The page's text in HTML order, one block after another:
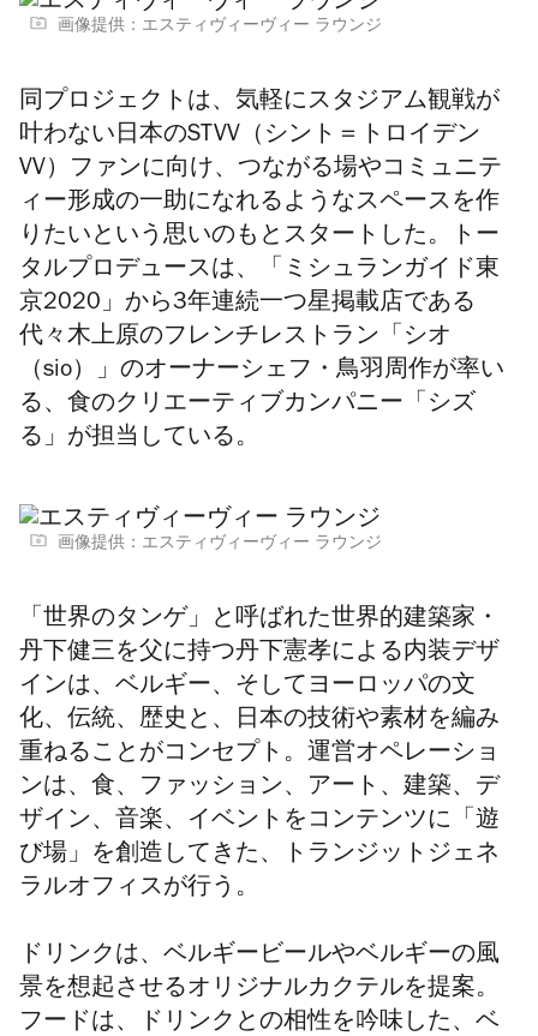
画像提供：エスティヴィーヴィー ラウンジ
同プロジェクトは、気軽にスタジアム観戦が
叶わない日本のSTVV（ シント＝トロイデン
VV）
ファンに向け、つながる場やコミュニテ
ィー形成の一助になれるようなスペースを作
りたいという思いのもとスタートした。トー
タルプロデュースは、「ミシュランガイド東
京2020」から3年連続一つ星掲載店である
代々木上原のフレンチレストラン「シオ
（sio）」のオーナーシェフ・鳥羽周作が率い
る、食のクリエーティブカンパニー「シズ
る」が担当している。
画像提供：エスティヴィーヴィー ラウンジ
「世界のタンゲ」と呼ばれた世界的建築家・
丹下健三を父に持つ丹下憲孝による内装デザ
インは、ベルギー、そしてヨーロッパの文
化、伝統、歴史と、日本の技術や素材を編み
重ねることがコンセプト。運営オペレーショ
ンは、食、ファッション、アート、建築、デ
ザイン、音楽、イベントをコンテンツに「遊
び場」を創造してきた、トランジットジェネ
ラルオフィスが行う。
ドリンクは、ベルギービールやベルギーの風
景を想起させるオリジナルカクテルを提案。
フードは、ドリンクとの相性を吟味した、ベ